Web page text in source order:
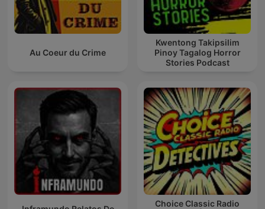
Au Coeur du Crime
Kwentong Takipsilim
Pinoy Tagalog Horror
Stories Podcast
Choice Classic Radio